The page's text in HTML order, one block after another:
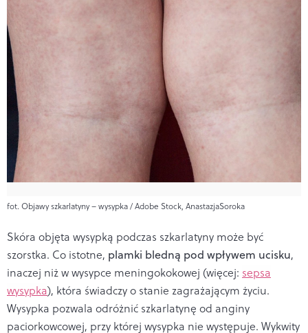
fot. Objawy szkarlatyny – wysypka / Adobe Stock, AnastazjaSoroka
Skóra objęta wysypką podczas szkarlatyny może być
szorstka. Co istotne, plamki bledną pod wpływem ucisku,
inaczej niż w wysypce meningokokowej (więcej: sepsa
wysypka), która świadczy o stanie zagrażającym życiu.
Wysypka pozwala odróżnić szkarlatynę od anginy
paciorkowcowej, przy której wysypka nie występuje. Wykwity